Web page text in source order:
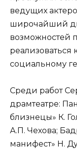
ведущих
широчайший
возможностей
реализоваться
социальному
Среди работ
драмтеатре:
близнецы» К.
А.П. Чехова;
манифест» Н.